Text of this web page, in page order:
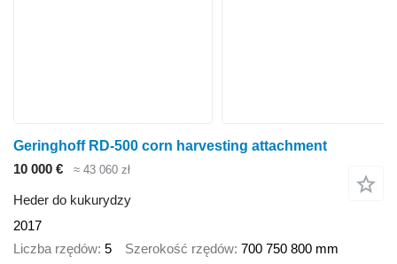
Geringhoff RD-500 corn harvesting attachment
10 000 €
≈ 43 060 zł
Heder do kukurydzy
2017
Liczba rzędów 5 Szerokość rzędów 700 750 800 mm